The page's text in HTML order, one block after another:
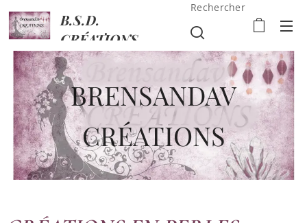
B.S.D.
CRÉATIONS
Rechercher
BRENSANDAV
CRÉATIONS